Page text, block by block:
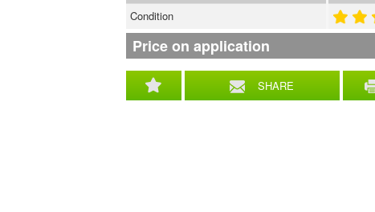
SHARE
Condition
Price on application